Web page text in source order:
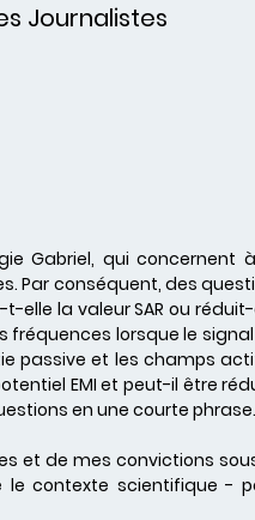
Journalistes
Gabriel, qui concernent
Par conséquent, des
elle la valeur SAR ou
lorsque le
passive et les champs
EMI et peut-il être
en une courte phrase.
et de mes convictions
contexte scientifique -